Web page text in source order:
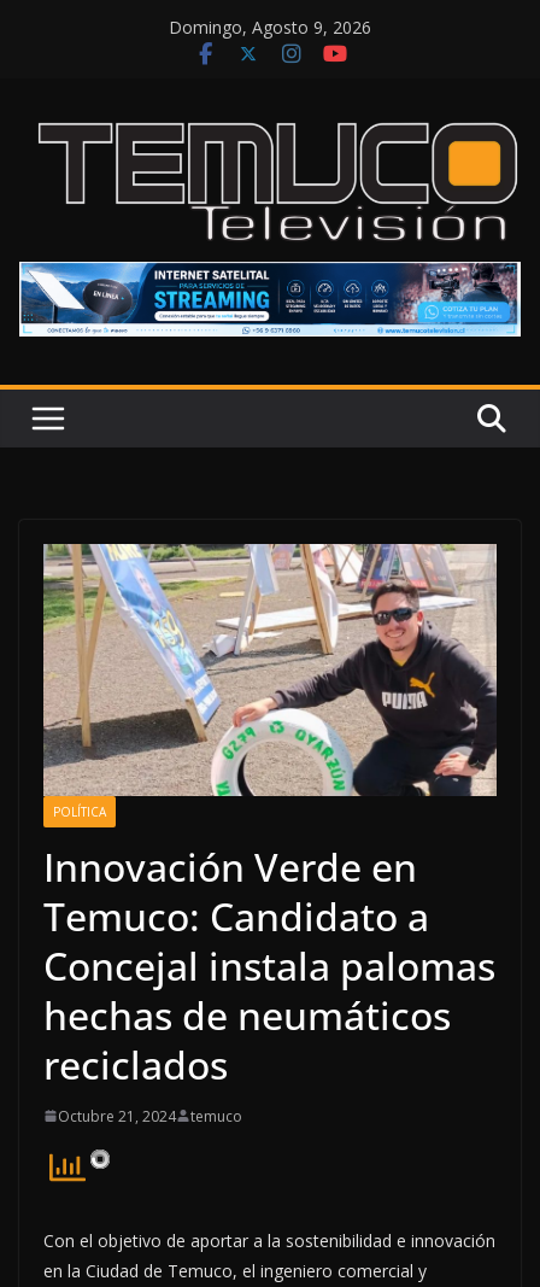
Domingo, Agosto 9, 2026
POLÍTICA
Innovación Verde en
Temuco: Candidato a
Concejal instala palomas
hechas de neumáticos
reciclados
Octubre 21, 2024 temuco
Con el objetivo de aportar a la sostenibilidad e innovación
en la Ciudad de Temuco, el ingeniero comercial y